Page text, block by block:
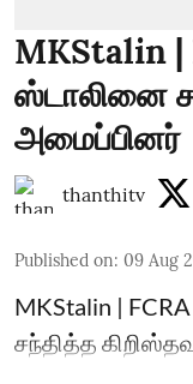
MKStalin |
ஸ்டாலினை
அமைப்பினர்
thanthitv
Published on: 09 Aug
MKStalin |
சந்தித்த